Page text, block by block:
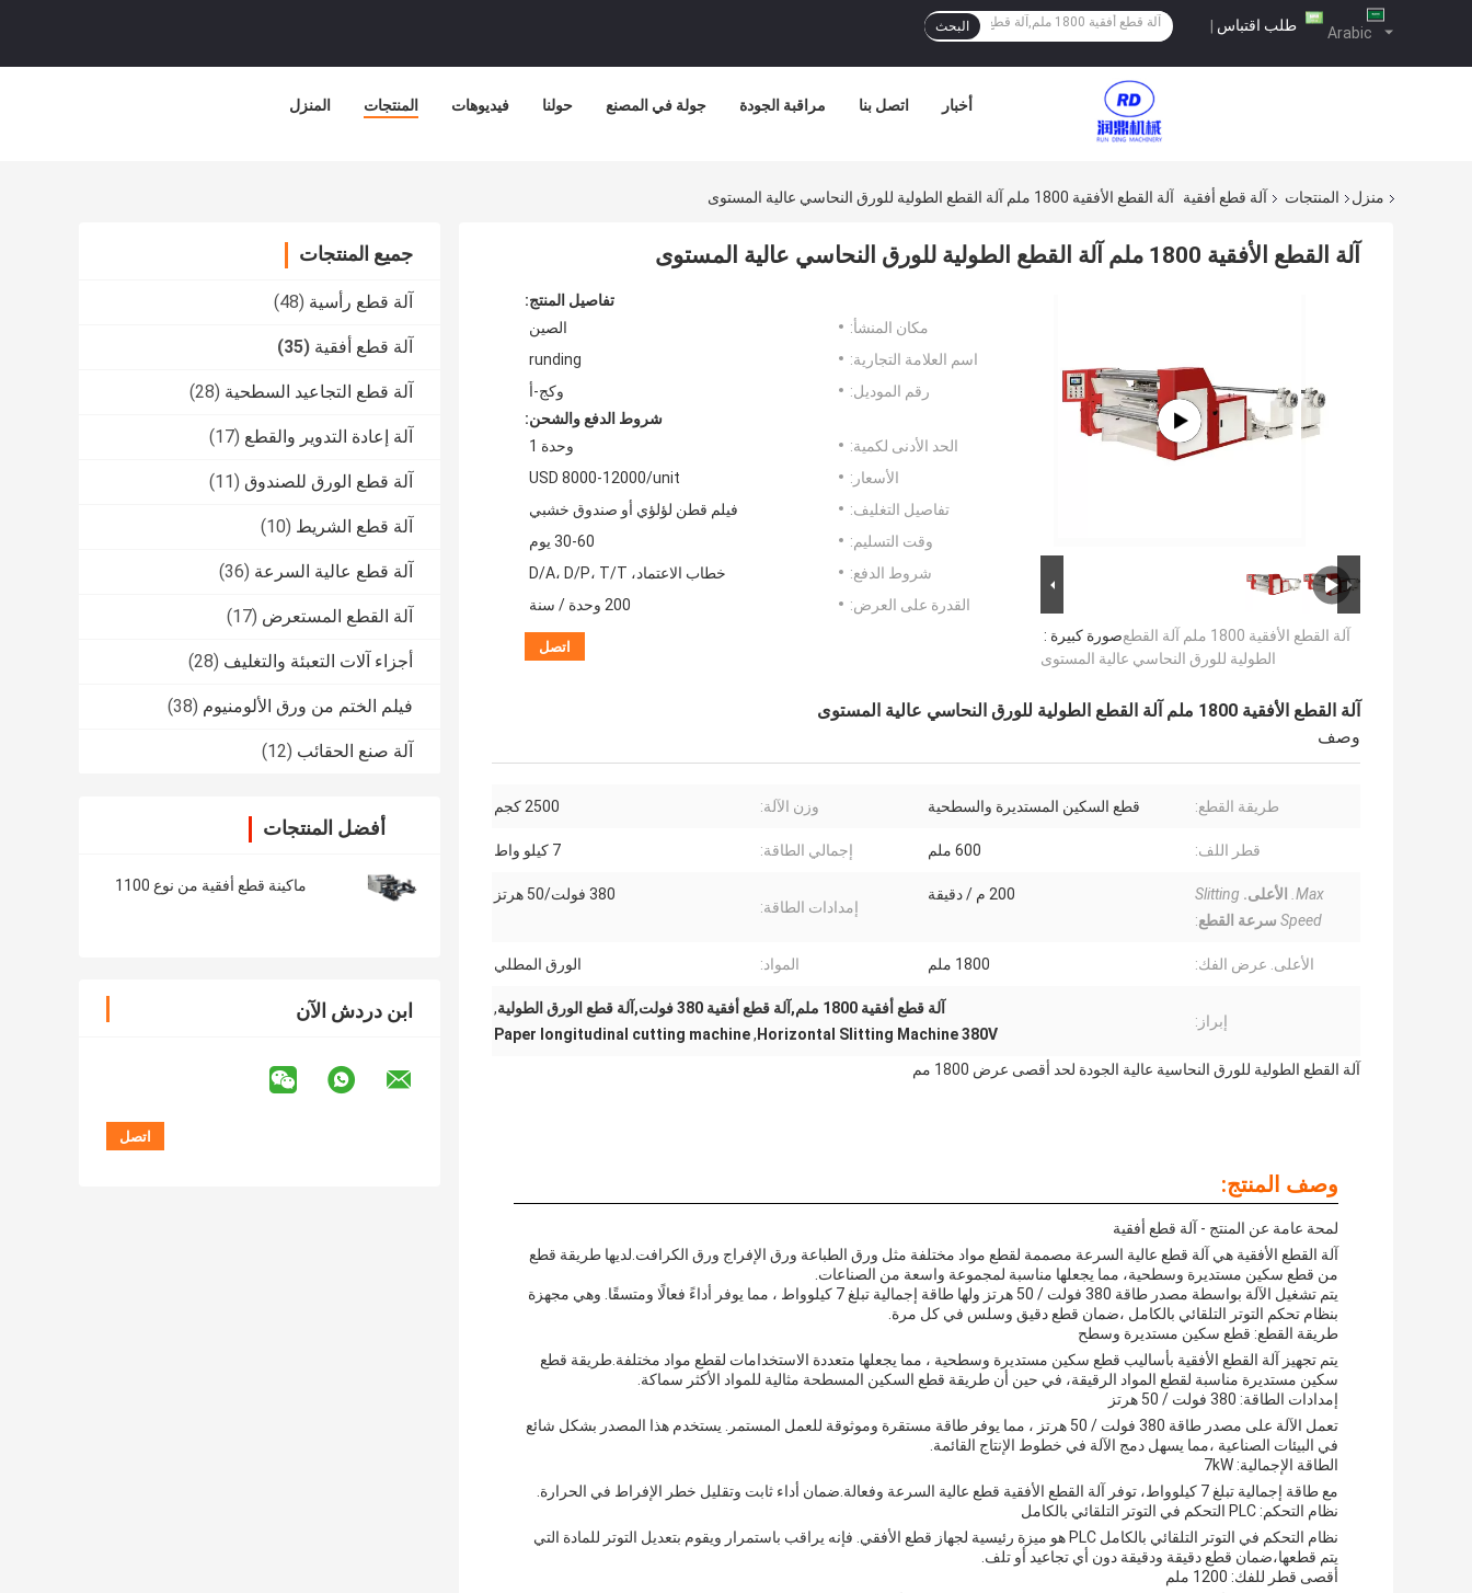
Arabic طلب اقتباس | البحث
المنزل المنتجات فيديوهات حولنا جولة في المصنع مراقبة الجودة اتصل بنا أخبار
منزل المنتجات آلة قطع أفقية آلة القطع الأفقية 1800 ملم آلة القطع الطولية للورق النحاسي عالية المستوى
جميع المنتجات
آلة قطع رأسية (48)
آلة قطع أفقية (35)
آلة قطع التجاعيد السطحية (28)
آلة إعادة التدوير والقطع (17)
آلة قطع الورق للصندوق (11)
آلة قطع الشريط (10)
آلة قطع عالية السرعة (36)
آلة القطع المستعرض (17)
أجزاء آلات التعبئة والتغليف (28)
فيلم الختم من ورق الألومنيوم (38)
آلة صنع الحقائب (12)
أفضل المنتجات
ماكينة قطع أفقية من نوع 1100
ابن دردش الآن
آلة القطع الأفقية 1800 ملم آلة القطع الطولية للورق النحاسي عالية المستوى
صورة كبيرة :آلة القطع الأفقية 1800 ملم آلة القطع
الطولية للورق النحاسي عالية المستوى
تفاصيل المنتج:
مكان المنشأ:
الصين
اسم العلامة التجارية:
runding
رقم الموديل:
وكج-أ
شروط الدفع والشحن:
الحد الأدنى لكمية:
وحدة 1
الأسعار:
USD 8000-12000/unit
تفاصيل التغليف:
فيلم قطن لؤلؤي أو صندوق خشبي
وقت التسليم:
30-60 يوم
شروط الدفع:
خطاب الاعتماد، D/A، D/P، T/T
القدرة على العرض:
200 وحدة / سنة
اتصل
آلة القطع الأفقية 1800 ملم آلة القطع الطولية للورق النحاسي عالية المستوى
وصف
طريقة القطع: قطع السكين المستديرة والسطحية وزن الآلة: 2500 كجم
قطر اللف: 600 ملم إجمالي الطاقة: 7 كيلو واط
Max. الأعلى. Slitting
Speed سرعة القطع:
200 م / دقيقة
إمدادات الطاقة:
380 فولت/50 هرتز
الأعلى. عرض الفك: 1800 ملم المواد: الورق المطلي
إبراز:
آلة قطع أفقية 1800 ملم,آلة قطع أفقية 380 فولت,آلة قطع الورق الطولية
,
Horizontal Slitting Machine 380V
,
Paper longitudinal cutting machine
آلة القطع الطولية للورق النحاسية عالية الجودة لحد أقصى عرض 1800 مم
وصف المنتج:
لمحة عامة عن المنتج - آلة قطع أفقية
آلة القطع الأفقية هي آلة قطع عالية السرعة مصممة لقطع مواد مختلفة مثل ورق الطباعة ورق الإفراج ورق الكرافت.لديها طريقة قطع
من قطع سكين مستديرة وسطحية، مما يجعلها مناسبة لمجموعة واسعة من الصناعات.
يتم تشغيل الآلة بواسطة مصدر طاقة 380 فولت / 50 هرتز ولها طاقة إجمالية تبلغ 7 كيلوواط ، مما يوفر أداءً فعالًا ومتسقًا. وهي مجهزة
بنظام تحكم التوتر التلقائي بالكامل ،ضمان قطع دقيق وسلس في كل مرة.
طريقة القطع: قطع سكين مستديرة وسطح
يتم تجهيز آلة القطع الأفقية بأساليب قطع سكين مستديرة وسطحية ، مما يجعلها متعددة الاستخدامات لقطع مواد مختلفة.طريقة قطع
سكين مستديرة مناسبة لقطع المواد الرقيقة، في حين أن طريقة قطع السكين المسطحة مثالية للمواد الأكثر سماكة.
إمدادات الطاقة: 380 فولت / 50 هرتز
تعمل الآلة على مصدر طاقة 380 فولت / 50 هرتز ، مما يوفر طاقة مستقرة وموثوقة للعمل المستمر. يستخدم هذا المصدر بشكل شائع
في البيئات الصناعية ،مما يسهل دمج الآلة في خطوط الإنتاج القائمة.
الطاقة الإجمالية: 7kW
مع طاقة إجمالية تبلغ 7 كيلوواط، توفر آلة القطع الأفقية قطع عالية السرعة وفعالة.ضمان أداء ثابت وتقليل خطر الإفراط في الحرارة.
نظام التحكم: PLC التحكم في التوتر التلقائي بالكامل
نظام التحكم في التوتر التلقائي بالكامل PLC هو ميزة رئيسية لجهاز قطع الأفقي. فإنه يراقب باستمرار ويقوم بتعديل التوتر للمادة التي
يتم قطعها،ضمان قطع دقيقة ودقيقة دون أي تجاعيد أو تلف.
أقصى قطر للفك: 1200 ملم